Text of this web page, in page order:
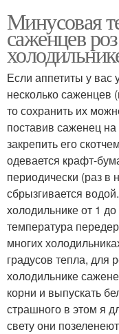
Минусовая
саженцев
Если аппетиты у вас
несколько саженцев
то сохранить их
поставив саженец
закрепить его
одевается крафт-
периодически (раз в
сбрызгивается
холодильнике от 1
температура
многих
градусов тепла, для
холодильнике
корни и выпускать
страшного в этом я
свету они